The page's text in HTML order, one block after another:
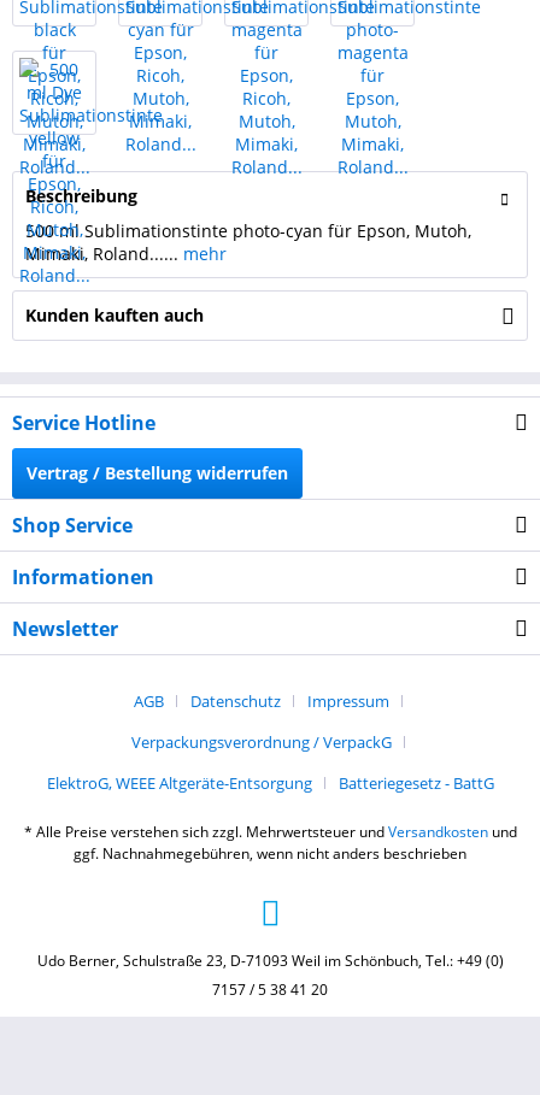
Beschreibung
500 ml Sublimationstinte photo-cyan für Epson, Mutoh,
Mimaki, Roland...... mehr
Kunden kauften auch
Service Hotline
Vertrag / Bestellung widerrufen
Shop Service
Informationen
Newsletter
AGB Datenschutz
Impressum
Verpackungsverordnung / VerpackG
ElektroG, WEEE Altgeräte-Entsorgung
Batteriegesetz - BattG
* Alle Preise verstehen sich zzgl. Mehrwertsteuer undVersandkostenund
ggf. Nachnahmegebühren, wenn nicht anders beschrieben
Udo Berner, Schulstraße 23, D-71093 Weil im Schönbuch, Tel.: +49 (0)
7157 / 5 38 41 20